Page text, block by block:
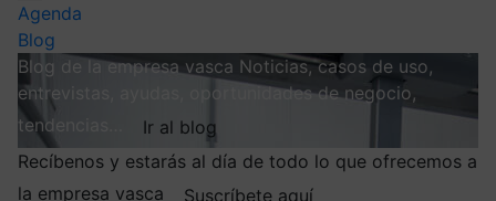
Agenda
Blog
Blog de la empresa vasca Noticias, casos de uso,
entrevistas, ayudas, oportunidades de negocio,
tendencias…
Ir al blog
Recíbenos y estarás al día de todo lo que ofrecemos a
la empresa vasca
Suscríbete aquí